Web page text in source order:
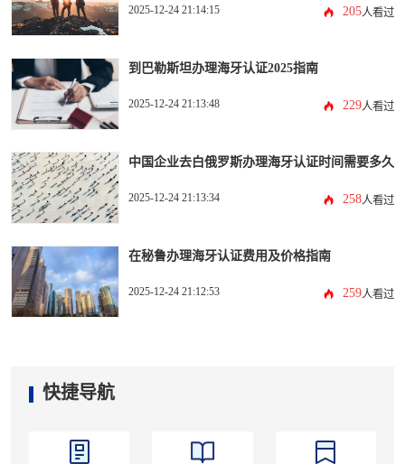
2025-12-24 21:14:15 205人看过
到巴勒斯坦办理海牙认证2025指南
2025-12-24 21:13:48 229人看过
中国企业去白俄罗斯办理海牙认证时间需要多久
2025-12-24 21:13:34 258人看过
在秘鲁办理海牙认证费用及价格指南
2025-12-24 21:12:53 259人看过
快捷导航